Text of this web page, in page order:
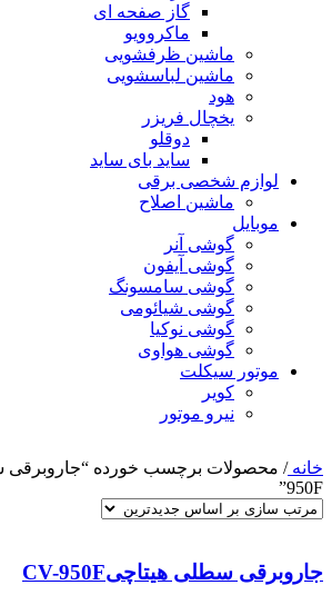
گاز صفحه ای
ماکروویو
ماشین ظرفشویی
ماشین لباسشویی
هود
یخچال فریزر
دوقلو
ساید بای ساید
لوازم شخصی برقی
ماشین اصلاح
موبایل
گوشی آنر
گوشی آیفون
گوشی سامسونگ
گوشی شیائومی
گوشی نوکیا
گوشی هواوی
موتور سیکلت
کویر
نیرو موتور
خانه/
950F”
جاروبرقی سطلی هیتاچیCV-950F